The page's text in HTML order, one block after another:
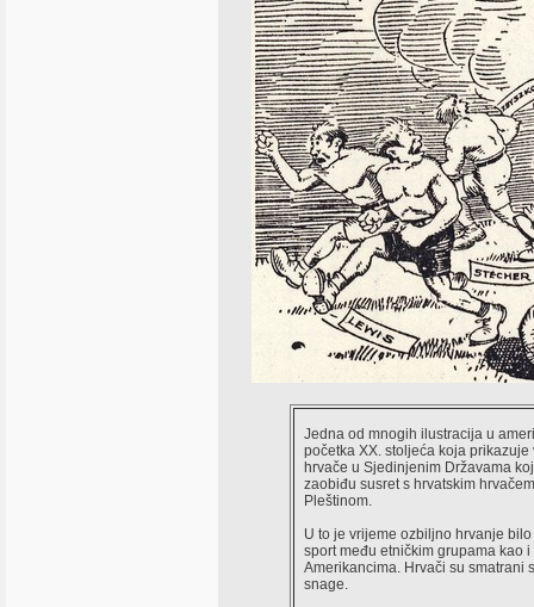
Jedna od mnogih ilustracija u
početka XX. stoljeća koja prikazuje
hrvače u Sjedinjenim Državama
zaobiđu susret s hrvatskim
Pleštinom.
U to je vrijeme ozbiljno hrvanje
sport među etničkim grupama kao
Amerikancima. Hrvači su smatrani
snage.